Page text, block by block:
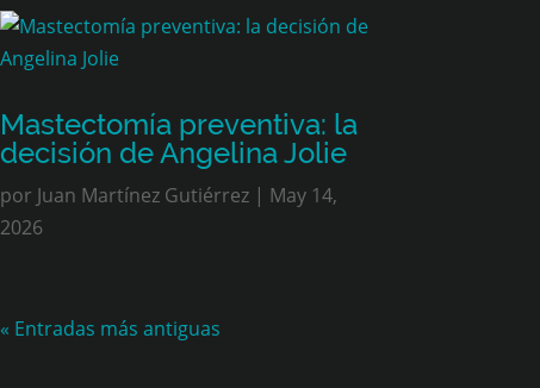
Mastectomía preventiva: la
decisión de Angelina Jolie
por Juan Martínez Gutiérrez| May 14,
2026
« Entradas más antiguas